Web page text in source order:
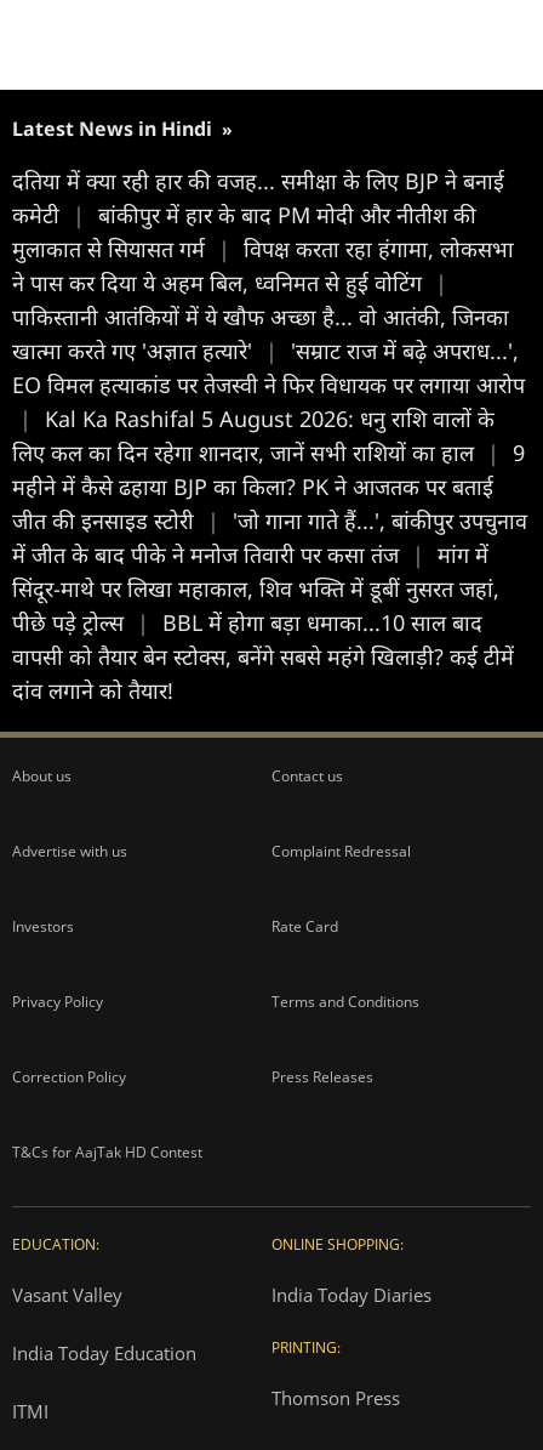
Latest News in Hindi »
दतिया में क्या रही हार की वजह... समीक्षा के लिए BJP ने बनाई
कमेटी
|
बांकीपुर में हार के बाद PM मोदी और नीतीश की
मुलाकात से सियासत गर्म
|
विपक्ष करता रहा हंगामा, लोकसभा
ने पास कर दिया ये अहम बिल, ध्वनिमत से हुई वोटिंग |
पाकिस्तानी आतंकियों में ये खौफ अच्छा है... वो आतंकी, जिनका
खात्मा करते गए 'अज्ञात हत्यारे'
|
'सम्राट राज में बढ़े अपराध...',
EO विमल हत्याकांड पर तेजस्वी ने फिर विधायक पर लगाया आरोप
|
Kal Ka Rashifal 5 August 2026: धनु राशि वालों के
लिए कल का दिन रहेगा शानदार, जानें सभी राशियों का हाल |
9
महीने में कैसे ढहाया BJP का किला? PK ने आजतक पर बताई
जीत की इनसाइड स्टोरी
|
'जो गाना गाते हैं...', बांकीपुर उपचुनाव
में जीत के बाद पीके ने मनोज तिवारी पर कसा तंज |
मांग में
सिंदूर-माथे पर लिखा महाकाल, शिव भक्ति में डूबीं नुसरत जहां,
पीछे पड़े ट्रोल्स |
BBL में होगा बड़ा धमाका...10 साल बाद
वापसी को तैयार बेन स्टोक्स, बनेंगे सबसे महंगे खिलाड़ी? कई टीमें
दांव लगाने को तैयार!
About us Contact us
Advertise with us Complaint Redressal
Investors Rate Card
Privacy Policy Terms and Conditions
Correction Policy Press Releases
T&Cs for AajTak HD Contest
EDUCATION:
Vasant Valley
India Today Education
ITMI
ONLINE SHOPPING:
India Today Diaries
PRINTING:
Thomson Press